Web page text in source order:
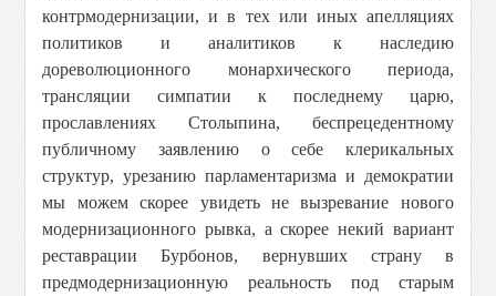
контрмодернизации, и в тех или иных апелляциях
политиков и аналитиков к наследию
дореволюционного монархического периода,
трансляции симпатии к последнему царю,
прославлениях Столыпина, беспрецедентному
публичному заявлению о себе клерикальных
структур, урезанию парламентаризма и демократии
мы можем скорее увидеть не вызревание нового
модернизационного рывка, а скорее некий вариант
реставрации Бурбонов, вернувших страну в
предмодернизационную реальность под старым